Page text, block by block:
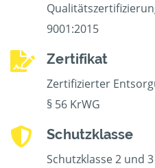
9001:2015
Zertifikat
Zertifizierter
§ 56 KrWG
Schutzklasse
Schutzklasse 2 und